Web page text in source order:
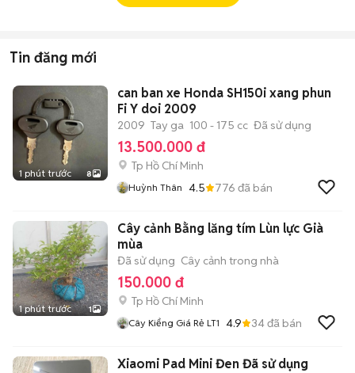
Tin đăng mới
1 phút trước 8
can ban xe Honda SH150i xang phun
Fi Y doi 2009
2009 Tay ga 100 - 175 cc Đã sử dụng
13.500.000 đ
Tp Hồ Chí Minh
Huỳnh Thân 4.5 776 đã bán
1 phút trước 1
Cây cảnh Bằng lăng tím Lùn lực Già
mùa
Đã sử dụng Cây cảnh trong nhà
150.000 đ
Tp Hồ Chí Minh
Cây Kiểng Giá Rẻ LT1 4.9 34đã bán
Xiaomi Pad Mini Đen Đã sử dụng